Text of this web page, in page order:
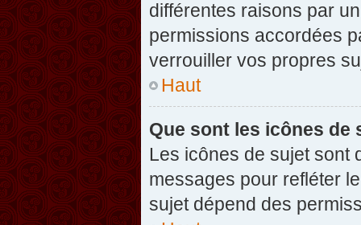
différentes raisons par
permissions accordées
verrouiller vos propres
Haut
Que sont les icônes de
Les icônes de sujet sont
messages pour refléter
sujet dépend des